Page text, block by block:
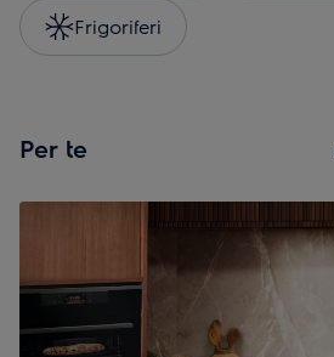
Frigoriferi
Per te